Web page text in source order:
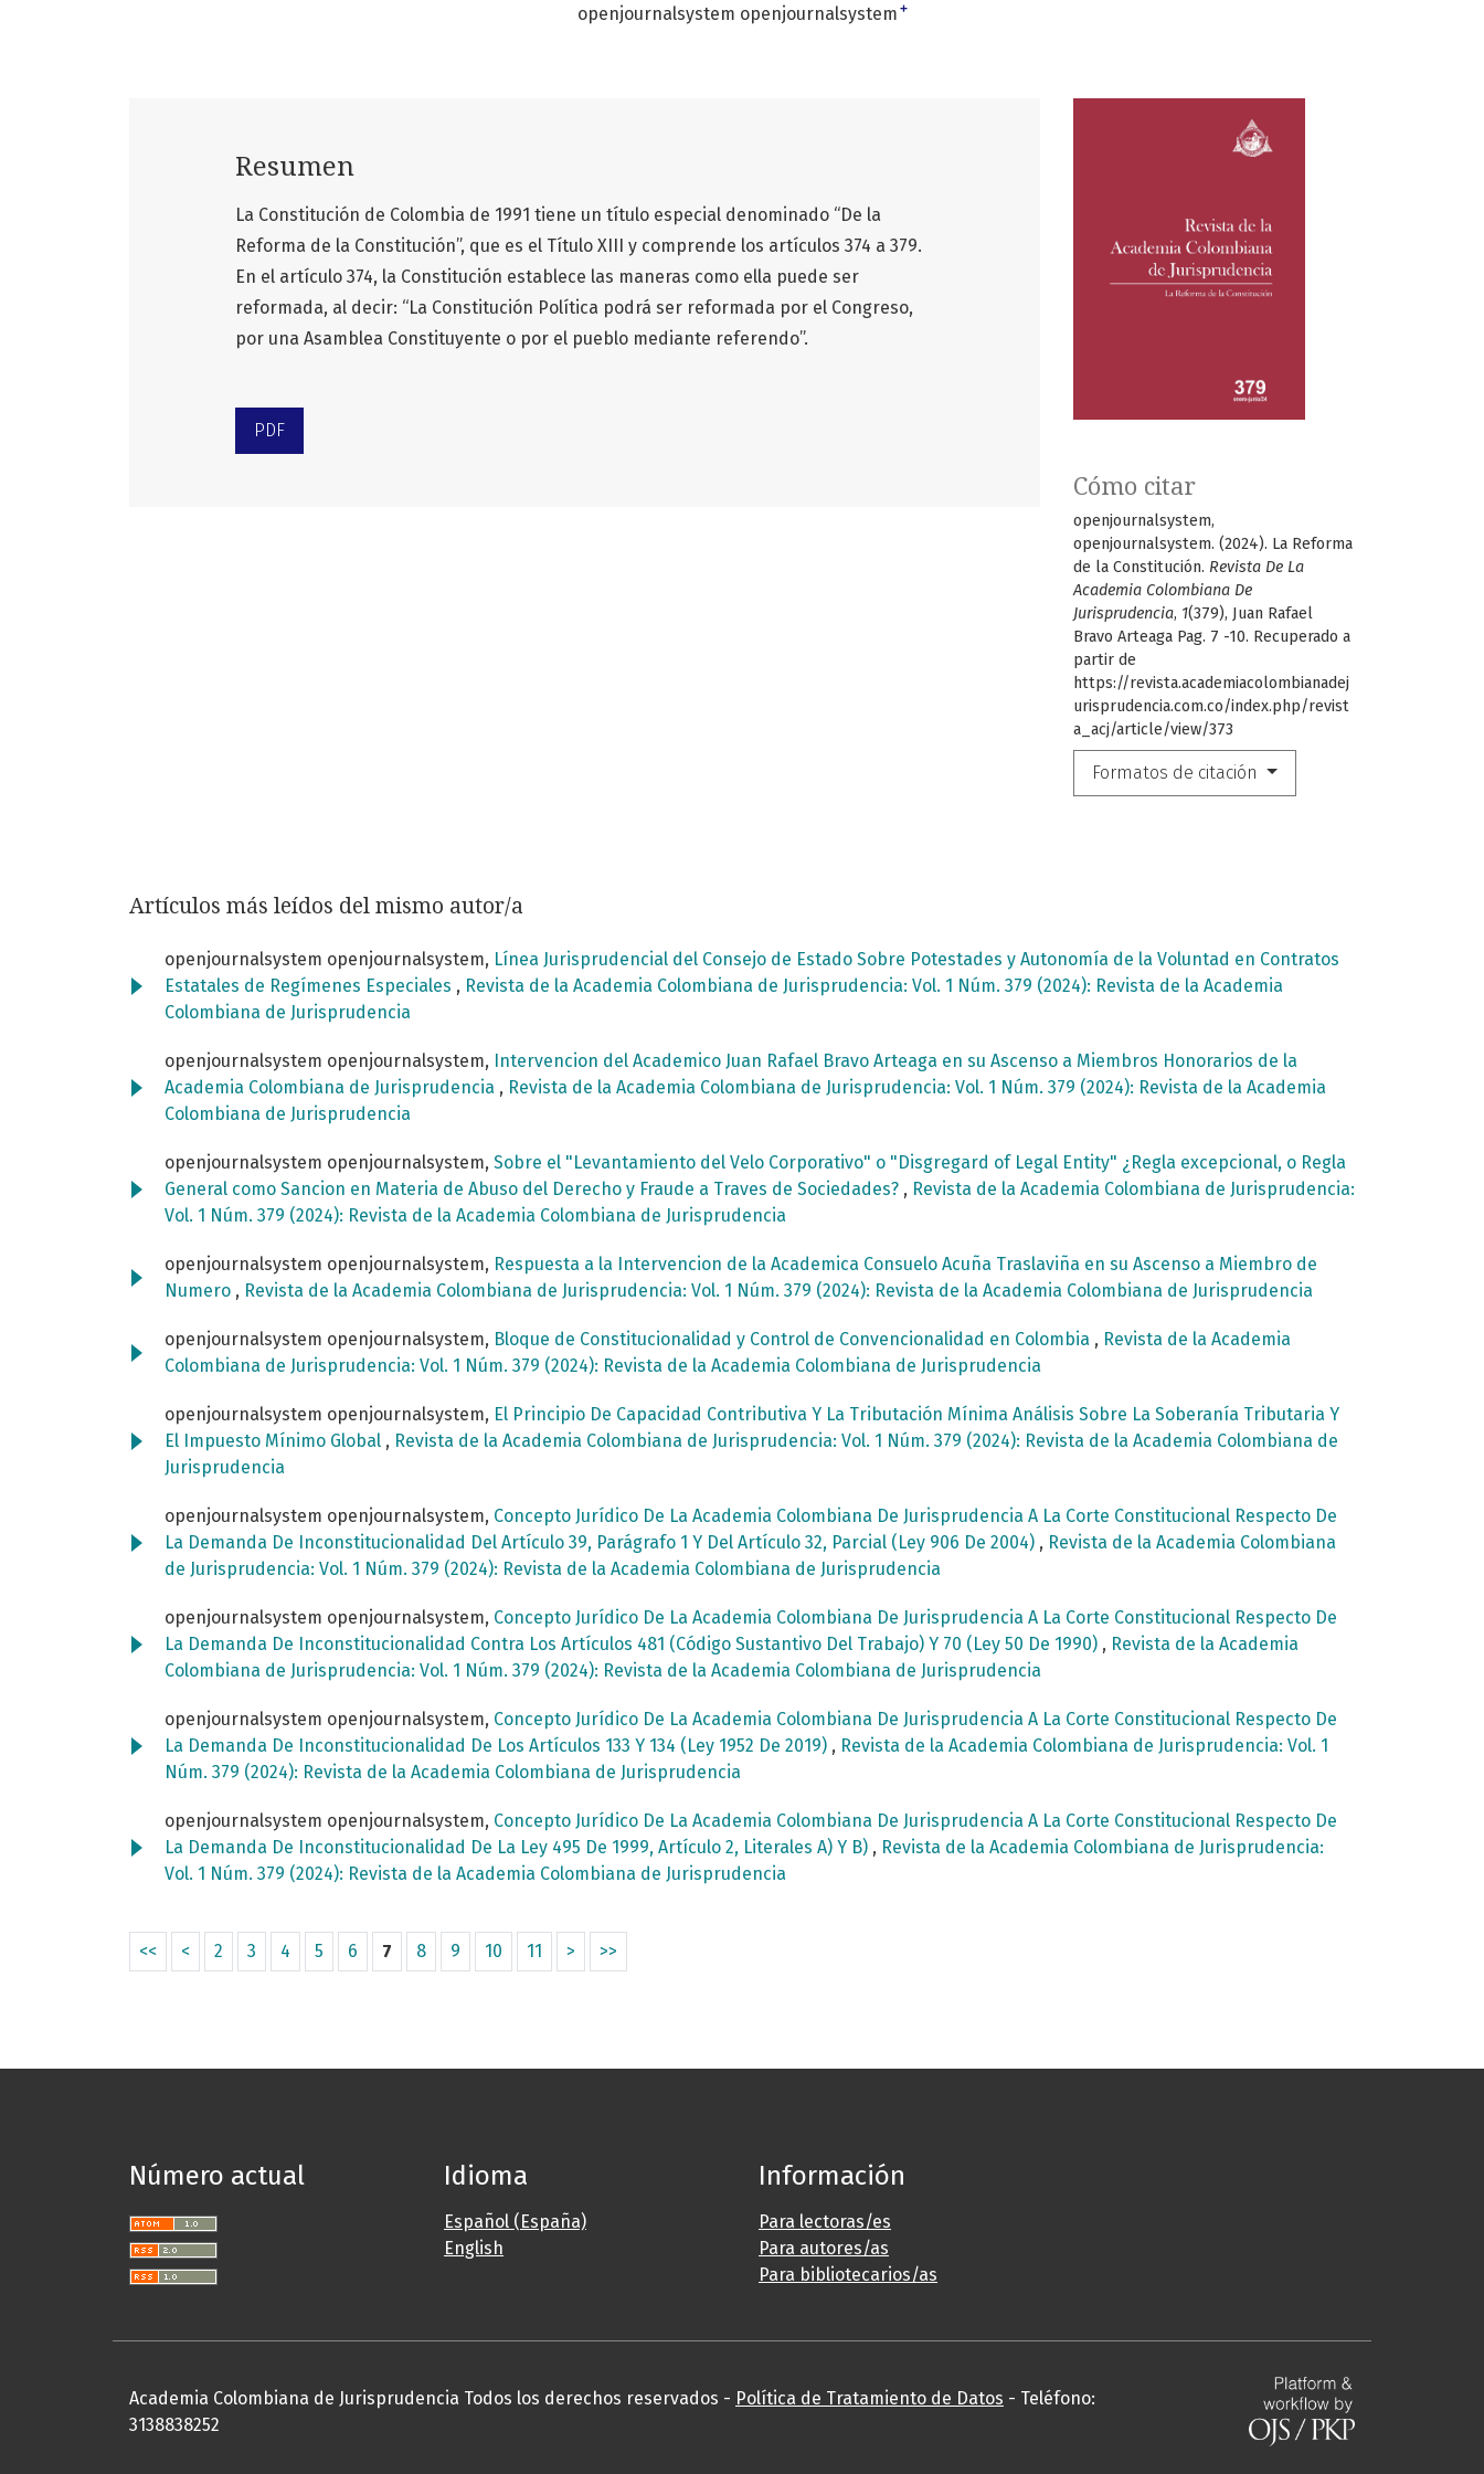
openjournalsystem openjournalsystem +
Cómo citar
openjournalsystem,
openjournalsystem. (2024). La Reforma
de la Constitución. Revista De La
Academia Colombiana De
Jurisprudencia, 1(379), Juan Rafael
Bravo Arteaga Pag. 7 -10. Recuperado a
partir de
https://revista.academiacolombianadej
urisprudencia.com.co/index.php/revist
a_acj/article/view/373
Formatos de citación
Resumen
La Constitución de Colombia de 1991 tiene un título especial denominado “De la
Reforma de la Constitución”, que es el Título XIII y comprende los artículos 374 a 379.
En el artículo 374, la Constitución establece las maneras como ella puede ser
reformada, al decir: “La Constitución Política podrá ser reformada por el Congreso,
por una Asamblea Constituyente o por el pueblo mediante referendo”.
PDF
Artículos más leídos del mismo autor/a
openjournalsystem openjournalsystem, Línea Jurisprudencial del Consejo de Estado Sobre Potestades y Autonomía de la Voluntad en Contratos
Estatales de Regímenes Especiales , Revista de la Academia Colombiana de Jurisprudencia: Vol. 1 Núm. 379 (2024): Revista de la Academia
Colombiana de Jurisprudencia
openjournalsystem openjournalsystem,
Intervencion del Academico Juan Rafael Bravo Arteaga en su Ascenso a Miembros Honorarios de la
Academia Colombiana de Jurisprudencia , Revista de la Academia Colombiana de Jurisprudencia: Vol. 1 Núm. 379 (2024): Revista de la Academia
Colombiana de Jurisprudencia
openjournalsystem openjournalsystem, Sobre el "Levantamiento del Velo Corporativo" o "Disgregard of Legal Entity" ¿Regla excepcional, o Regla
General como Sancion en Materia de Abuso del Derecho y Fraude a Traves de Sociedades? , Revista de la Academia Colombiana de Jurisprudencia:
Vol. 1 Núm. 379 (2024): Revista de la Academia Colombiana de Jurisprudencia
openjournalsystem openjournalsystem, Respuesta a la Intervencion de la Academica Consuelo Acuña Traslaviña en su Ascenso a Miembro de
Numero , Revista de la Academia Colombiana de Jurisprudencia: Vol. 1 Núm. 379 (2024): Revista de la Academia Colombiana de Jurisprudencia
openjournalsystem openjournalsystem, Bloque de Constitucionalidad y Control de Convencionalidad en Colombia , Revista de la Academia
Colombiana de Jurisprudencia: Vol. 1 Núm. 379 (2024): Revista de la Academia Colombiana de Jurisprudencia
openjournalsystem openjournalsystem, El Principio De Capacidad Contributiva Y La Tributación Mínima Análisis Sobre La Soberanía Tributaria Y
El Impuesto Mínimo Global , Revista de la Academia Colombiana de Jurisprudencia: Vol. 1 Núm. 379 (2024): Revista de la Academia Colombiana de
Jurisprudencia
openjournalsystem openjournalsystem, Concepto Jurídico De La Academia Colombiana De Jurisprudencia A La Corte Constitucional Respecto De
La Demanda De Inconstitucionalidad Del Artículo 39, Parágrafo 1 Y Del Artículo 32, Parcial (Ley 906 De 2004) , Revista de la Academia Colombiana
de Jurisprudencia: Vol. 1 Núm. 379 (2024): Revista de la Academia Colombiana de Jurisprudencia
openjournalsystem openjournalsystem, Concepto Jurídico De La Academia Colombiana De Jurisprudencia A La Corte Constitucional Respecto De
La Demanda De Inconstitucionalidad Contra Los Artículos 481 (Código Sustantivo Del Trabajo) Y 70 (Ley 50 De 1990) , Revista de la Academia
Colombiana de Jurisprudencia: Vol. 1 Núm. 379 (2024): Revista de la Academia Colombiana de Jurisprudencia
openjournalsystem openjournalsystem, Concepto Jurídico De La Academia Colombiana De Jurisprudencia A La Corte Constitucional Respecto De
La Demanda De Inconstitucionalidad De Los Artículos 133 Y 134 (Ley 1952 De 2019) , Revista de la Academia Colombiana de Jurisprudencia: Vol. 1
Núm. 379 (2024): Revista de la Academia Colombiana de Jurisprudencia
openjournalsystem openjournalsystem, Concepto Jurídico De La Academia Colombiana De Jurisprudencia A La Corte Constitucional Respecto De
La Demanda De Inconstitucionalidad De La Ley 495 De 1999, Artículo 2, Literales A) Y B) , Revista de la Academia Colombiana de Jurisprudencia:
Vol. 1 Núm. 379 (2024): Revista de la Academia Colombiana de Jurisprudencia
<< < 2 3 4 5 6 7 8 9 10 11 > >>
Número actual Idioma
Español (España)
English
Información
Para lectoras/es
Para autores/as
Para bibliotecarios/as
Academia Colombiana de Jurisprudencia Todos los derechos reservados - Política de Tratamiento de Datos - Teléfono:
3138838252